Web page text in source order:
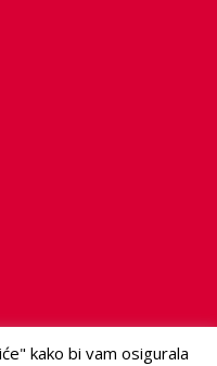
kako bi vam osigurala